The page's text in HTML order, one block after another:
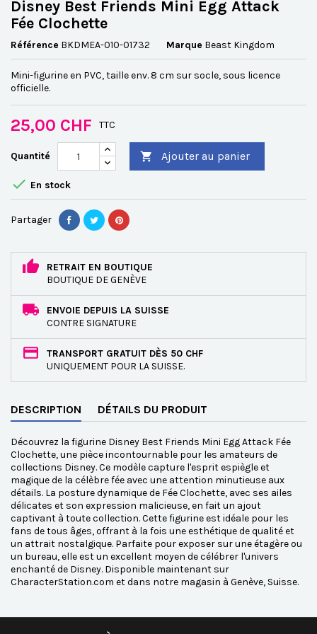
Disney Best Friends Mini Egg Attack
Fée Clochette
Référence BKDMEA-010-01732 Marque Beast Kingdom
Mini-figurine en PVC, taille env. 8 cm sur socle, sous licence
officielle.
25,00 CHF TTC
Quantité  Ajouter au panier
 En stock
Partager
RETRAIT EN BOUTIQUE
BOUTIQUE DE GENÈVE
ENVOIE DEPUIS LA SUISSE
CONTRE SIGNATURE
TRANSPORT GRATUIT DÈS 50 CHF
UNIQUEMENT POUR LA SUISSE.
DESCRIPTION DÉTAILS DU PRODUIT
Découvrez la figurine Disney Best Friends Mini Egg Attack Fée
Clochette, une pièce incontournable pour les amateurs de
collections Disney. Ce modèle capture l'esprit espiègle et
magique de la célèbre fée avec une attention minutieuse aux
détails. La posture dynamique de Fée Clochette, avec ses ailes
délicates et son expression malicieuse, en fait un ajout
captivant à toute collection. Cette figurine est idéale pour les
fans de tous âges, offrant à la fois une esthétique de qualité et
un attrait nostalgique. Parfaite pour exposer sur une étagère ou
un bureau, elle est un excellent moyen de célébrer l'univers
enchanté de Disney. Disponible maintenant sur
CharacterStation.com et dans notre magasin à Genève, Suisse.